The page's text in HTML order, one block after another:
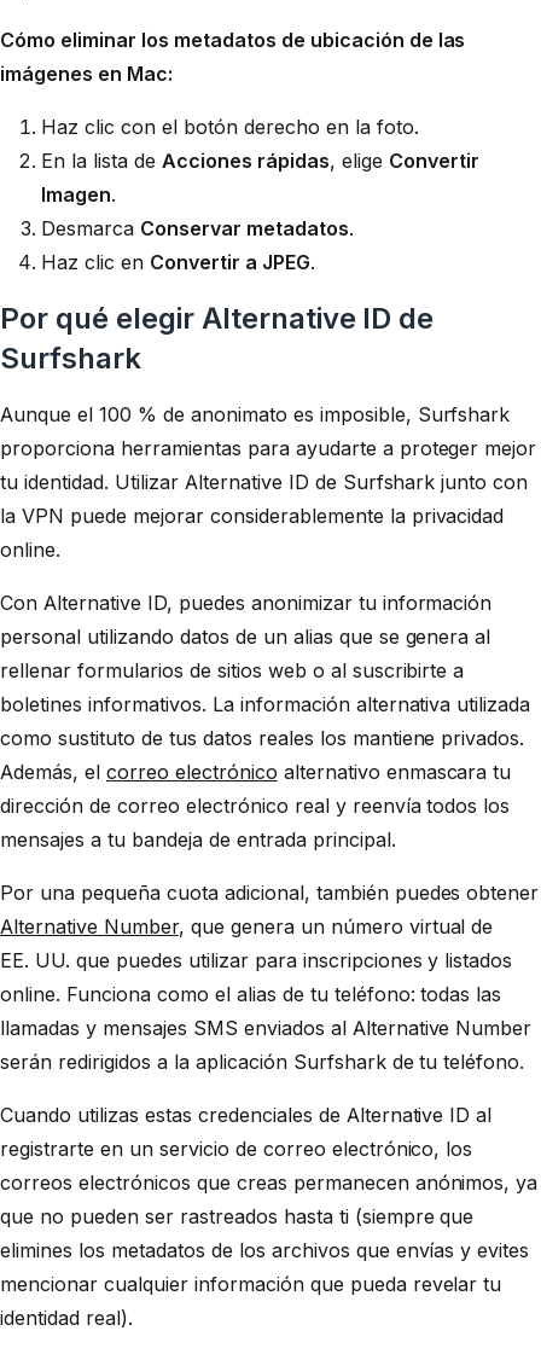
Cómo eliminar los metadatos de ubicación de las
imágenes en Mac:
Haz clic con el botón derecho en la foto.
En la lista de Acciones rápidas, elige Convertir
Imagen.
Desmarca Conservar metadatos.
Haz clic en Convertir a JPEG.
Por qué elegir Alternative ID de
Surfshark
Aunque el 100 % de anonimato es imposible, Surfshark
proporciona herramientas para ayudarte a proteger mejor
tu identidad. Utilizar Alternative ID de Surfshark junto con
la VPN puede mejorar considerablemente la privacidad
online.
Con Alternative ID, puedes anonimizar tu información
personal utilizando datos de un alias que se genera al
rellenar formularios de sitios web o al suscribirte a
boletines informativos. La información alternativa utilizada
como sustituto de tus datos reales los mantiene privados.
Además, el correo electrónico alternativo enmascara tu
dirección de correo electrónico real y reenvía todos los
mensajes a tu bandeja de entrada principal.
Por una pequeña cuota adicional, también puedes obtener
Alternative Number, que genera un número virtual de
EE. UU. que puedes utilizar para inscripciones y listados
online. Funciona como el alias de tu teléfono: todas las
llamadas y mensajes SMS enviados al Alternative Number
serán redirigidos a la aplicación Surfshark de tu teléfono.
Cuando utilizas estas credenciales de Alternative ID al
registrarte en un servicio de correo electrónico, los
correos electrónicos que creas permanecen anónimos, ya
que no pueden ser rastreados hasta ti (siempre que
elimines los metadatos de los archivos que envías y evites
mencionar cualquier información que pueda revelar tu
identidad real).